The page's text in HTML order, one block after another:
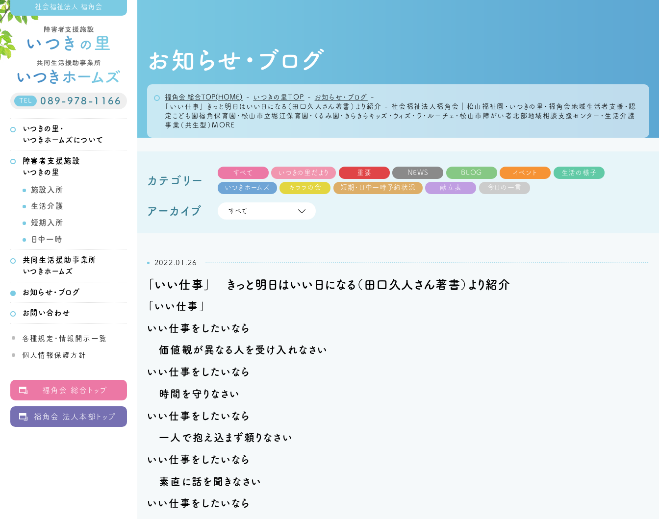
社会福祉法人 福角会
TEL 089-978-1166
いつきの里・
いつきホームズについて
障害者支援施設
いつきの里
施設入所
生活介護
短期入所
日中一時
共同生活援助事業所
いつきホームズ
お知らせ・ブログ
お問い合わせ
各種規定・情報開示一覧
個人情報保護方針
福角会 総合トップ
福角会 法人本部トップ
お知らせ・ブログ
福角会 総合TOP(HOME) - いつきの里TOP - お知らせ・ブログ
-
「いい仕事」 きっと明日はいい日になる（田口久人さん著書）より紹介 - 社会福祉法人福角会｜松山福祉園・いつきの里・福角会地域生活者支援・認
定こども園福角保育園・松山市立堀江保育園・くるみ園・きらきらキッズ・ウィズ・ラ・ルーチェ・松山市障がい者北部地域相談支援センター・生活介護
事業（共生型）MORE
カテゴリー
すべて いつきの里だより 重要 NEWS BLOG イベント 生活の様子
いつきホームズ キララの会 短期・日中一時予約状況 献立表 今日の一言
アーカイブ
2022.01.26
「いい仕事」 きっと明日はいい日になる（田口久人さん著書）より紹介
「いい仕事」
いい仕事をしたいなら
価値観が異なる人を受け入れなさい
いい仕事をしたいなら
時間を守りなさい
いい仕事をしたいなら
一人で抱え込まず頼りなさい
いい仕事をしたいなら
素直に話を聞きなさい
いい仕事をしたいなら